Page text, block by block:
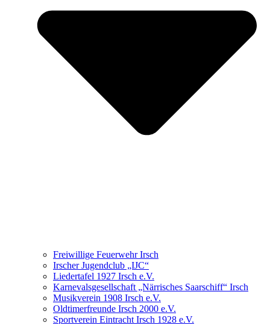
Freiwillige Feuerwehr Irsch
Irscher Jugendclub „IJC“
Liedertafel 1927 Irsch e.V.
Karnevalsgesellschaft „Närrisches Saarschiff“ Irsch
Musikverein 1908 Irsch e.V.
Oldtimerfreunde Irsch 2000 e.V.
Sportverein Eintracht Irsch 1928 e.V.